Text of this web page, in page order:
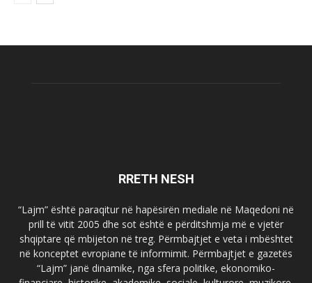
RRETH NESH
“Lajm” është paraqitur në hapësirën mediale në Maqedoni në
prill të vitit 2005 dhe sot është e përditshmja më e vjetër
shqiptare që mbijeton në treg. Përmbajtjet e veta i mbështet
në konceptet evropiane të informimit. Përmbajtjet e gazetës
“Lajm” janë dinamike, nga sfera politike, ekonomiko-